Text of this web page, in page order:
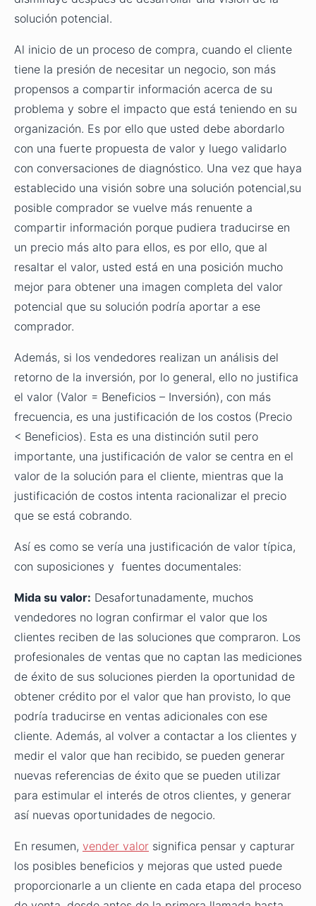
solución potencial.
Al inicio de un proceso de compra, cuando el cliente
tiene la presión de necesitar un negocio, son más
propensos a compartir información acerca de su
problema y sobre el impacto que está teniendo en su
organización. Es por ello que usted debe abordarlo
con una fuerte propuesta de valor y luego validarlo
con conversaciones de diagnóstico. Una vez que haya
establecido una visión sobre una solución potencial,su
posible comprador se vuelve más renuente a
compartir información porque pudiera traducirse en
un precio más alto para ellos, es por ello, que al
resaltar el valor, usted está en una posición mucho
mejor para obtener una imagen completa del valor
potencial que su solución podría aportar a ese
comprador.
Además, si los vendedores realizan un análisis del
retorno de la inversión, por lo general, ello no justifica
el valor (Valor = Beneficios – Inversión), con más
frecuencia, es una justificación de los costos (Precio
< Beneficios). Esta es una distinción sutil pero
importante, una justificación de valor se centra en el
valor de la solución para el cliente, mientras que la
justificación de costos intenta racionalizar el precio
que se está cobrando.
Así es como se vería una justificación de valor típica,
con suposiciones y fuentes documentales:
Mida su valor: Desafortunadamente, muchos
vendedores no logran confirmar el valor que los
clientes reciben de las soluciones que compraron. Los
profesionales de ventas que no captan las mediciones
de éxito de sus soluciones pierden la oportunidad de
obtener crédito por el valor que han provisto, lo que
podría traducirse en ventas adicionales con ese
cliente. Además, al volver a contactar a los clientes y
medir el valor que han recibido, se pueden generar
nuevas referencias de éxito que se pueden utilizar
para estimular el interés de otros clientes, y generar
así nuevas oportunidades de negocio.
En resumen, vender valor significa pensar y capturar
los posibles beneficios y mejoras que usted puede
proporcionarle a un cliente en cada etapa del proceso